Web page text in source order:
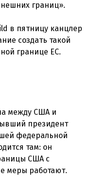
границ».
в пятницу канцлер
создать такой
между США и
президент
федеральной
там: он
США с
меры работают.